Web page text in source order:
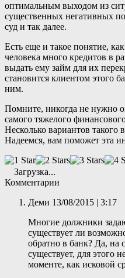
оптимальным выходом из
существенных негативных
суд и так далее.
Есть еще и такое понятие,
человека много кредитов в
выдать ему займ для их
становится клиентом этого
ним.
Помните, никогда не нужно
самого тяжелого
Несколько вариантов
Надеемся, вам поможет эта
Загрузка...
Комментарии
Деми 13/08/2015 | 3:17
Многие должники
существует ли
обратно в банк? Да, на
существует, для этого
моменте, как исковой